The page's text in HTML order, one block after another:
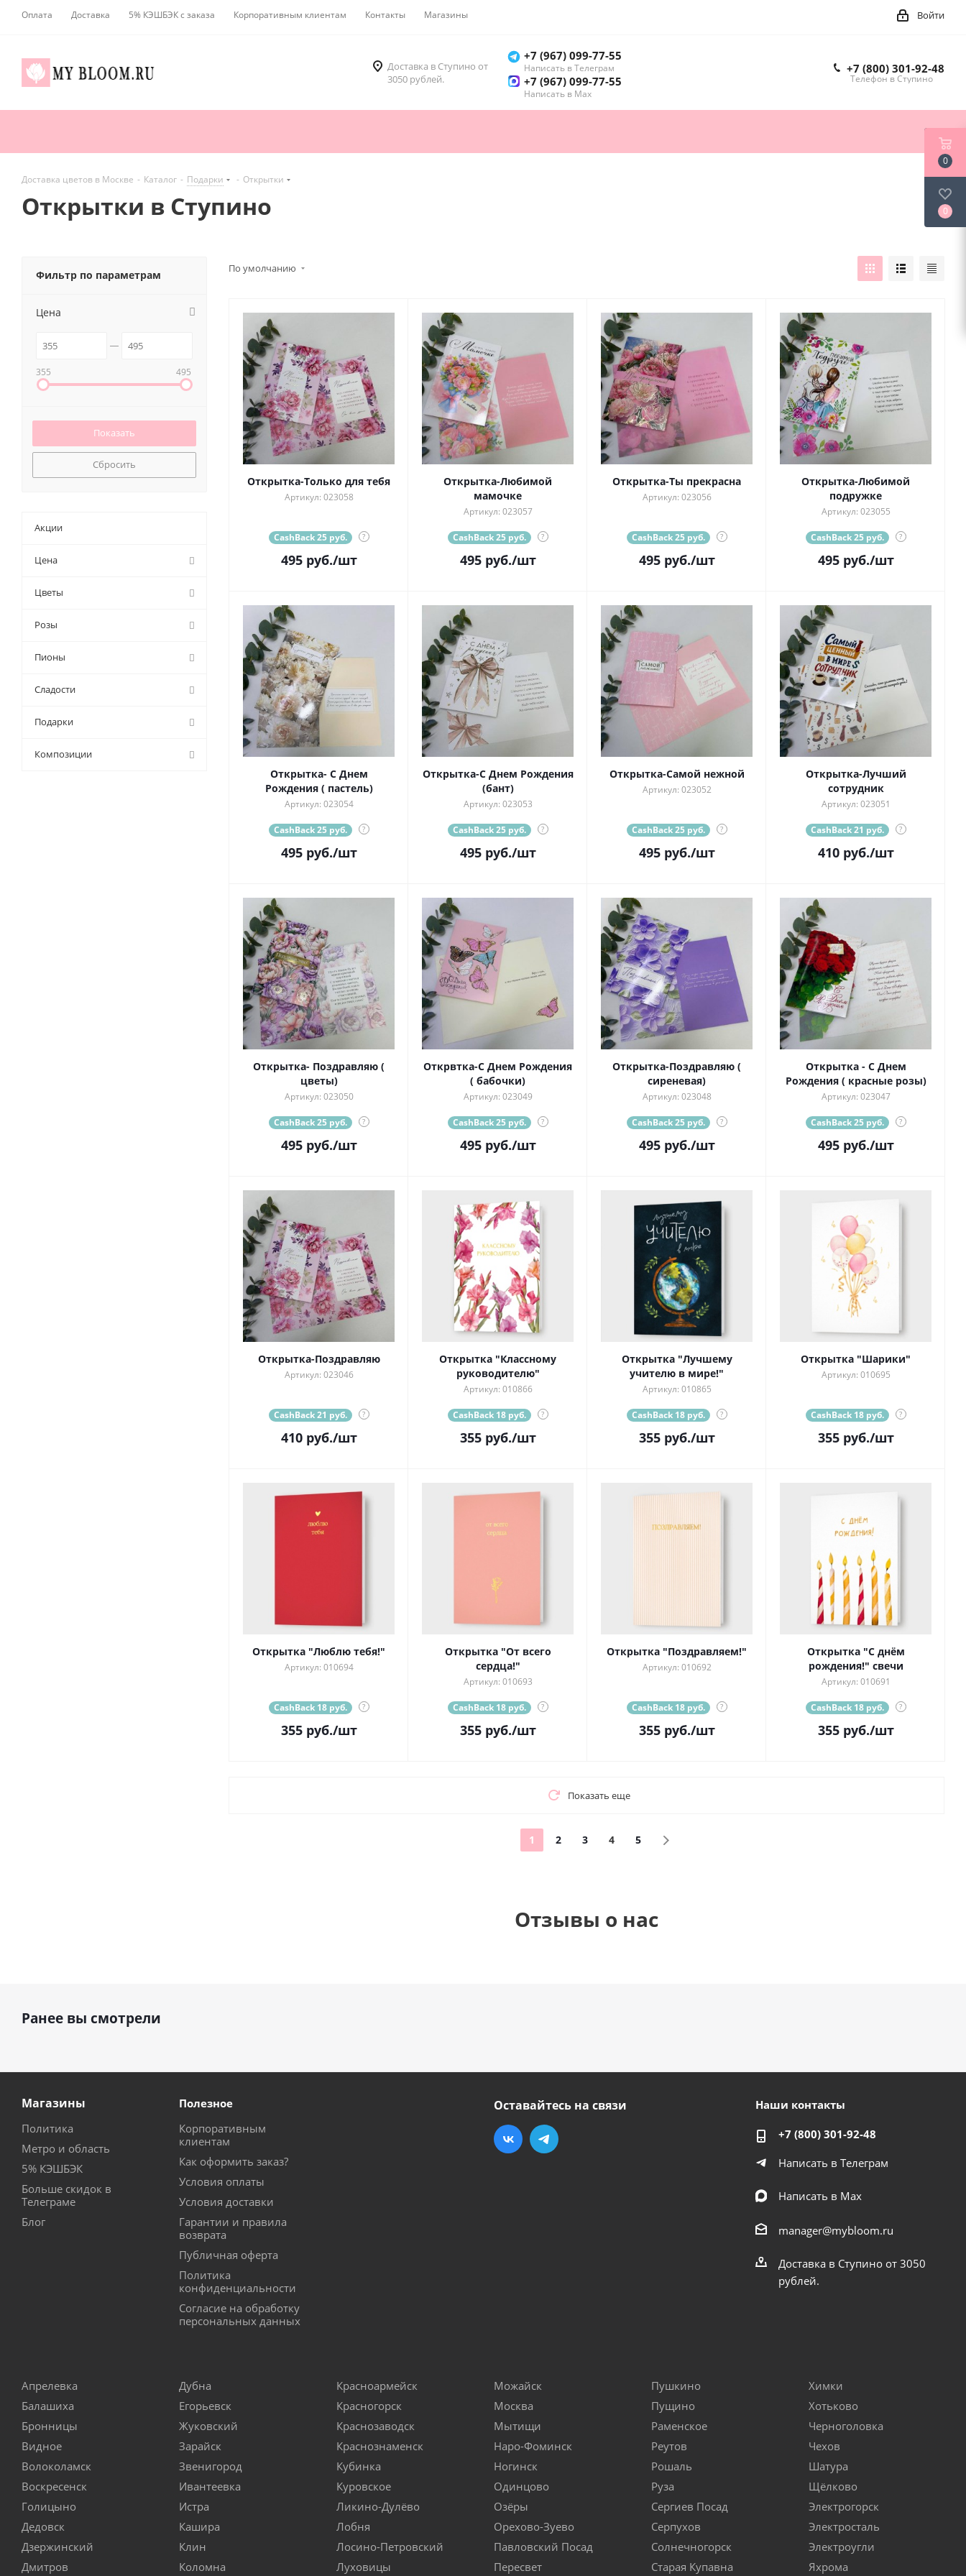
Оплата Доставка 5% КЭШБЭК с заказа Корпоративным клиентам Контакты Магазины Войти
Доставка в Ступино от
3050 рублей.
+7 (967) 099-77-55
Написать в Телеграм
+7 (967) 099-77-55
Написать в Мах
+7 (800) 301-92-48
Телефон в Ступино
Доставка цветов в Москве - Каталог - Подарки - Открытки
Открытки в Ступино
По умолчанию
Открытка-Только для тебя
Артикул: 023058
CashBack 25 руб. ?
495руб./шт
Открытка-Любимой
мамочке
Артикул: 023057
CashBack 25 руб. ?
495руб./шт
Открытка-Ты прекрасна
Артикул: 023056
CashBack 25 руб. ?
495руб./шт
Открытка-Любимой
подружке
Артикул: 023055
CashBack 25 руб. ?
495руб./шт
Открытка- С Днем
Рождения ( пастель)
Артикул: 023054
CashBack 25 руб. ?
495руб./шт
Открытка-С Днем Рождения
(бант)
Артикул: 023053
CashBack 25 руб. ?
495руб./шт
Открытка-Самой нежной
Артикул: 023052
CashBack 25 руб. ?
495руб./шт
Открытка-Лучший
сотрудник
Артикул: 023051
CashBack 21 руб. ?
410руб./шт
Открытка- Поздравляю (
цветы)
Артикул: 023050
CashBack 25 руб. ?
495руб./шт
Открвтка-С Днем Рождения
( бабочки)
Артикул: 023049
CashBack 25 руб. ?
495руб./шт
Открытка-Поздравляю (
сиреневая)
Артикул: 023048
CashBack 25 руб. ?
495руб./шт
Открытка - С Днем
Рождения ( красные розы)
Артикул: 023047
CashBack 25 руб. ?
495руб./шт
Открытка-Поздравляю
Артикул: 023046
CashBack 21 руб. ?
410руб./шт
Открытка "Классному
руководителю"
Артикул: 010866
CashBack 18 руб. ?
355руб./шт
Открытка "Лучшему
учителю в мире!"
Артикул: 010865
CashBack 18 руб. ?
355руб./шт
Открытка "Шарики"
Артикул: 010695
CashBack 18 руб. ?
355руб./шт
Открытка "Люблю тебя!"
Артикул: 010694
CashBack 18 руб. ?
355руб./шт
Открытка "От всего
сердца!"
Артикул: 010693
CashBack 18 руб. ?
355руб./шт
Открытка "Поздравляем!"
Артикул: 010692
CashBack 18 руб. ?
355руб./шт
Открытка "С днём
рождения!" свечи
Артикул: 010691
CashBack 18 руб. ?
355руб./шт
Показать еще
1 2 3 4 5
Отзывы о нас
Фильтр по параметрам
Цена
355 495
Сбросить
Акции
Цена
Цветы
Розы
Пионы
Сладости
Подарки
Композиции
Ранее вы смотрели
Магазины
Политика
Метро и область
5% КЭШБЭК
Больше скидок в
Телеграме
Блог
Полезное
Корпоративным
клиентам
Как оформить заказ?
Условия оплаты
Условия доставки
Гарантии и правила
возврата
Публичная оферта
Политика
конфиденциальности
Согласие на обработку
персональных данных
Оставайтесь на связи Наши контакты
+7 (800) 301-92-48
Написать в Телеграм
Написать в Мах
manager@mybloom.ru
Доставка в Ступино от 3050
рублей.
Апрелевка
Балашиха
Бронницы
Видное
Волоколамск
Воскресенск
Голицыно
Дедовск
Дзержинский
Дмитров
Дубна
Егорьевск
Жуковский
Зарайск
Звенигород
Ивантеевка
Истра
Кашира
Клин
Коломна
Красноармейск
Красногорск
Краснозаводск
Краснознаменск
Кубинка
Куровское
Ликино-Дулёво
Лобня
Лосино-Петровский
Луховицы
Можайск
Москва
Мытищи
Наро-Фоминск
Ногинск
Одинцово
Озёры
Орехово-Зуево
Павловский Посад
Пересвет
Пушкино
Пущино
Раменское
Реутов
Рошаль
Руза
Сергиев Посад
Серпухов
Солнечногорск
Старая Купавна
Химки
Хотьково
Черноголовка
Чехов
Шатура
Щёлково
Электрогорск
Электросталь
Электроугли
Яхрома
0
0